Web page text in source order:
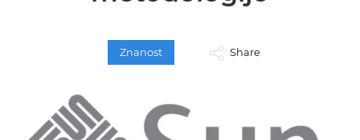
Znanost Share